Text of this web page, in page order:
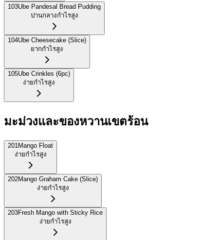
103Ube Pandesal Bread Pudding
ปานกลางกำไรสูง
104Ube Cheesecake (Slice)
ยากกำไรสูง
105Ube Crinkles (6pc)
ง่ายกำไรสูง
มะม่วงและของหวานเขตร้อน
201Mango Float
ง่ายกำไรสูง
202Mango Graham Cake (Slice)
ง่ายกำไรสูง
203Fresh Mango with Sticky Rice
ง่ายกำไรสูง